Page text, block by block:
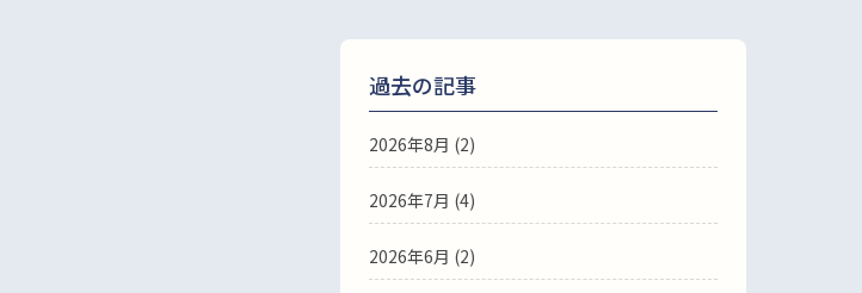
過去の記事
2026年8月 (2)
2026年7月 (4)
2026年6月 (2)